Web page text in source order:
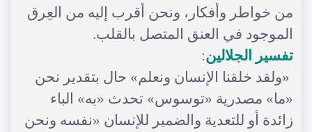
من خواطر وأفكار، ونحن أقرب إليه من العِرق
الموجود في العنق المتصل بالقلب.
تفسير الجلالين:
«ولقد خلقنا الإنسان ونعلم» حال بتقدير نحن
«ما» مصدرية «توسوس» تحدث «به» الباء
زائدة أو للتعدية والضمير للإنسان «نفسه ونحن